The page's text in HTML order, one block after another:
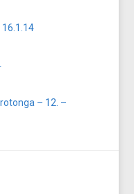
– 12. –